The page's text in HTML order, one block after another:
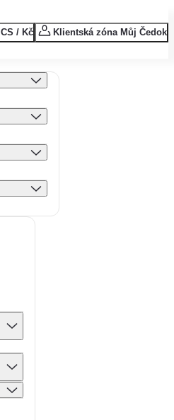
CS / Kč Klientská zóna Můj Čedok